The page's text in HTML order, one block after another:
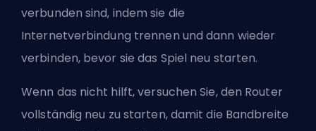
verbunden sind, indem sie die
Internetverbindung trennen und dann wieder
verbinden, bevor sie das Spiel neu starten.
Wenn das nicht hilft, versuchen Sie, den Router
vollständig neu zu starten, damit die Bandbreite